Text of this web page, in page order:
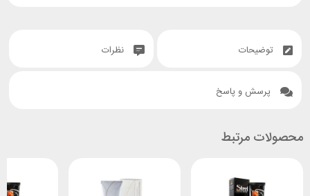
توضیحات نظرات
پرسش و پاسخ
محصولات مرتبط